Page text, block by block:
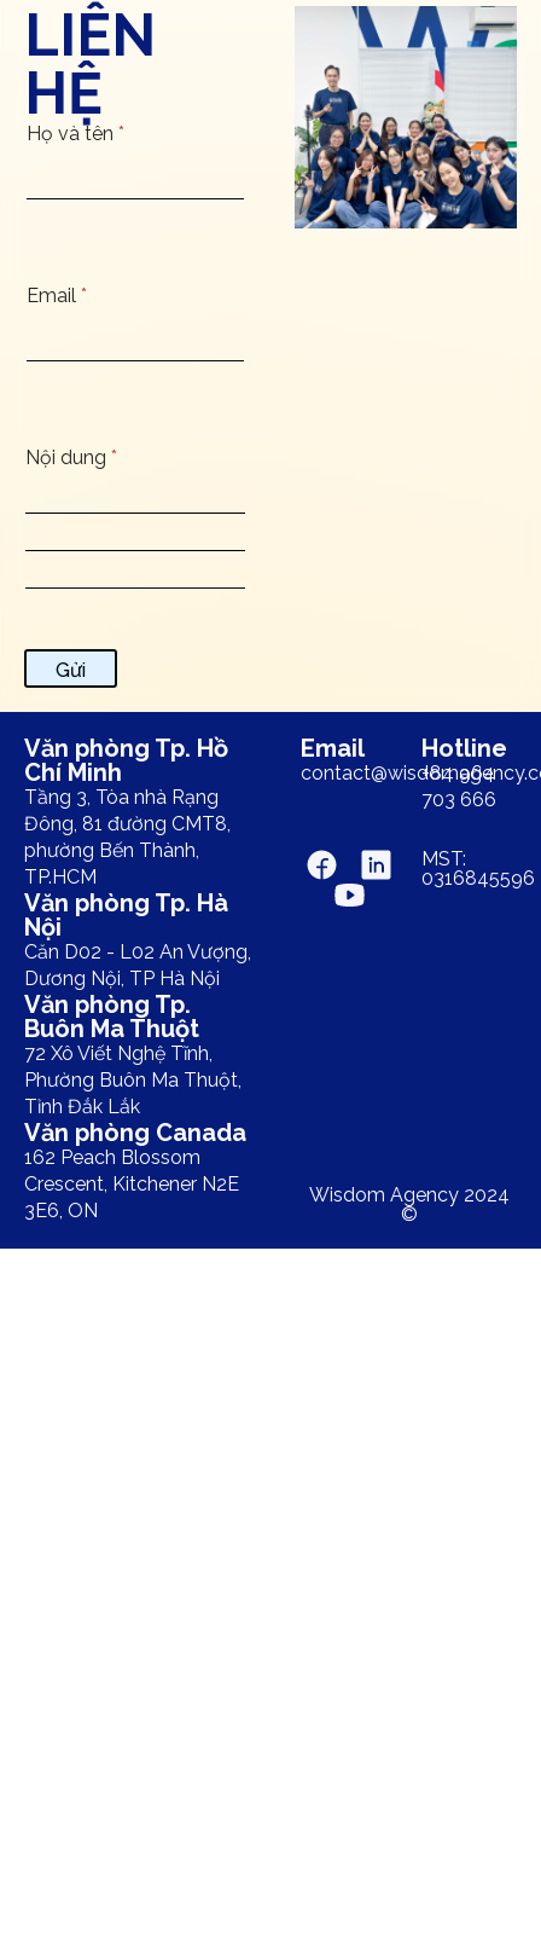
LIÊN
HỆ
Họ và tên *
Email *
Nội dung *
Gửi
Văn phòng Tp. Hồ
Chí Minh
Tầng 3, Tòa nhà Rạng
Đông, 81 đường CMT8,
phường Bến Thành,
TP.HCM
Văn phòng Tp. Hà
Nội
Căn D02 - L02 An Vượng,
Dương Nội, TP Hà Nội
Văn phòng Tp.
Buôn Ma Thuột
72 Xô Viết Nghệ Tĩnh,
Phường Buôn Ma Thuột,
Tỉnh Đắk Lắk
Văn phòng Canada
162 Peach Blossom
Crescent, Kitchener N2E
3E6, ON
Email Hotline
+84 964
703 666
MST:
0316845596
Wisdom Agency 2024
©